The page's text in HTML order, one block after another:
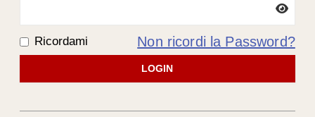
Ricordami Non ricordi la Password?
LOGIN